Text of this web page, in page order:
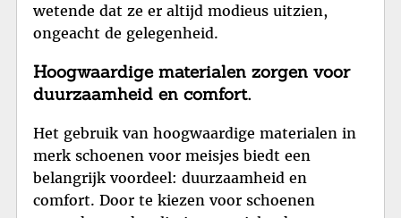
wetende dat ze er altijd modieus uitzien,
ongeacht de gelegenheid.
Hoogwaardige materialen zorgen voor
duurzaamheid en comfort.
Het gebruik van hoogwaardige materialen in
merk schoenen voor meisjes biedt een
belangrijk voordeel: duurzaamheid en
comfort. Door te kiezen voor schoenen